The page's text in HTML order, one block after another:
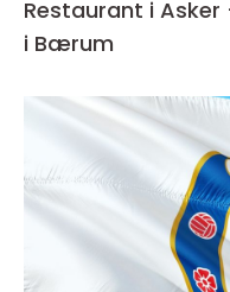
Restaurant i
i Bærum